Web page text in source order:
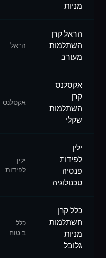
מניות
הראל קרן
השתלמות
מעורב
הראל
אקסלנס
קרן
השתלמות
שקלי
אקסלנס
ילין
לפידות
פנסיה
טכנולוגיה
ילין
לפידות
כלל קרן
השתלמות
מניות
גלובל
כלל
ביטוח